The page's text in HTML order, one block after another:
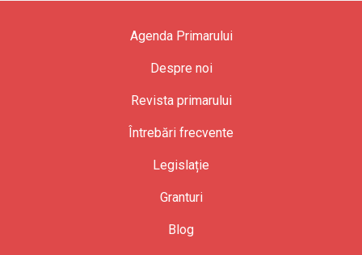
Agenda Primarului
Despre noi
Revista primarului
Întrebări frecvente
Legislație
Granturi
Blog